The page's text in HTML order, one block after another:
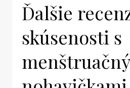
Ďalšie
skúsenosti s